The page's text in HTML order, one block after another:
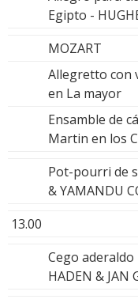
Egipto -
MOZART
Allegretto con
en La mayor
Ensamble de
Martin en los
Pot-pourri de
& YAMANDU
13.00
Cego aderaldo
HADEN & JAN